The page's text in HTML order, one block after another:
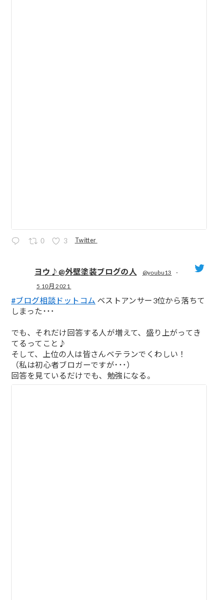
0 3 Twitter
ヨウ♪@外壁塗装ブログの人 @youbu13
·
5 10月 2021
#ブログ相談ドットコム ベストアンサー3位から落ちて
しまった･･･
でも、それだけ回答する人が増えて、盛り上がってき
てるってこと♪
そして、上位の人は皆さんベテランでくわしい！
（私は初心者ブロガーですが･･･）
回答を見ているだけでも、勉強になる。